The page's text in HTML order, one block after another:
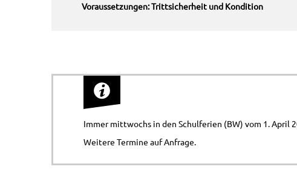
Voraussetzungen: Trittsicherheit und Kondition
Immer mittwochs in den Schulferien (BW) vom 1. April
Weitere Termine auf Anfrage.